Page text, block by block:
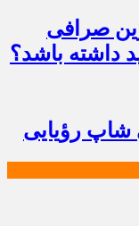
صرافی
داشته باشد؟
شاپ رؤیایی